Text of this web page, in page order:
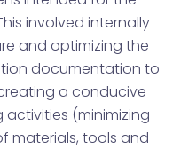
involved internally
and optimizing the
documentation to
a conducive
(minimizing
materials, tools and